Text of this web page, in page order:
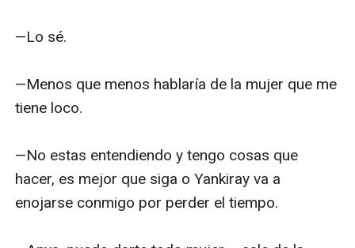
—Lo sé.
—Menos que menos hablaría de la mujer que me
tiene loco.
—No estas entendiendo y tengo cosas que
hacer, es mejor que siga o Yankiray va a
enojarse conmigo por perder el tiempo.